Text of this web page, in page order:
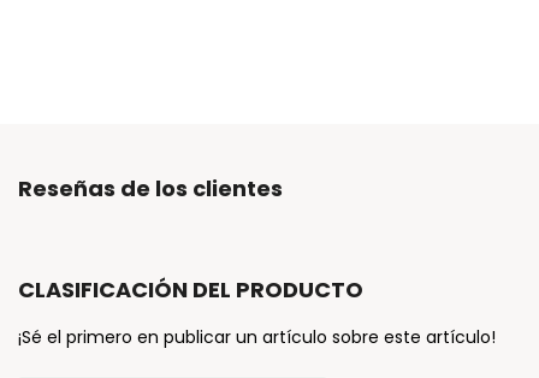
Reseñas de los clientes
CLASIFICACIÓN DEL PRODUCTO
¡Sé el primero en publicar un artículo sobre este artículo!